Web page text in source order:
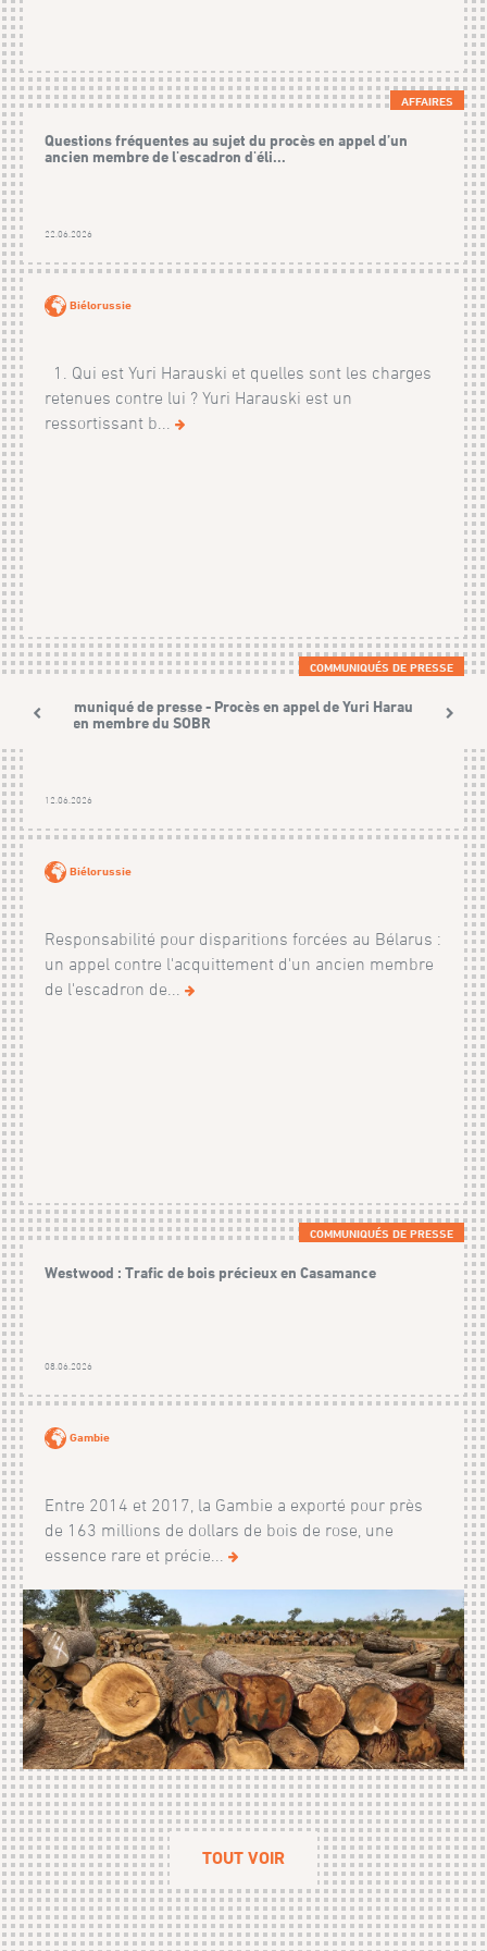
AFFAIRES
Questions fréquentes au sujet du procès en appel d’un
ancien membre de l'escadron d'éli...
22.06.2026
Biélorussie
1. Qui est Yuri Harauski et quelles sont les charges
retenues contre lui ? Yuri Harauski est un
ressortissant b...
COMMUNIQUÉS DE PRESSE
Communiqué de presse - Procès en appel de Yuri Harauski,
ancien membre du SOBR
12.06.2026
Biélorussie
Responsabilité pour disparitions forcées au Bélarus :
un appel contre l'acquittement d'un ancien membre
de l'escadron de...
COMMUNIQUÉS DE PRESSE
Westwood : Trafic de bois précieux en Casamance
08.06.2026
Gambie
Entre 2014 et 2017, la Gambie a exporté pour près
de 163 millions de dollars de bois de rose, une
essence rare et précie...
TOUT VOIR